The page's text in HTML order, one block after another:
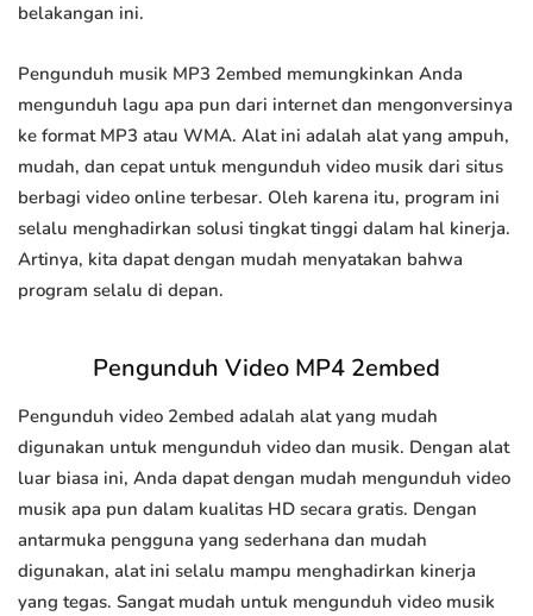
belakangan ini.
Pengunduh musik MP3 2embed memungkinkan Anda
mengunduh lagu apa pun dari internet dan mengonversinya
ke format MP3 atau WMA. Alat ini adalah alat yang ampuh,
mudah, dan cepat untuk mengunduh video musik dari situs
berbagi video online terbesar. Oleh karena itu, program ini
selalu menghadirkan solusi tingkat tinggi dalam hal kinerja.
Artinya, kita dapat dengan mudah menyatakan bahwa
program selalu di depan.
Pengunduh Video MP4 2embed
Pengunduh video 2embed adalah alat yang mudah
digunakan untuk mengunduh video dan musik. Dengan alat
luar biasa ini, Anda dapat dengan mudah mengunduh video
musik apa pun dalam kualitas HD secara gratis. Dengan
antarmuka pengguna yang sederhana dan mudah
digunakan, alat ini selalu mampu menghadirkan kinerja
yang tegas. Sangat mudah untuk mengunduh video musik